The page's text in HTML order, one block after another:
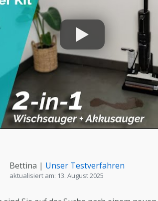
Bettina | Unser Testverfahren
aktualisiert am: 13. August 2025